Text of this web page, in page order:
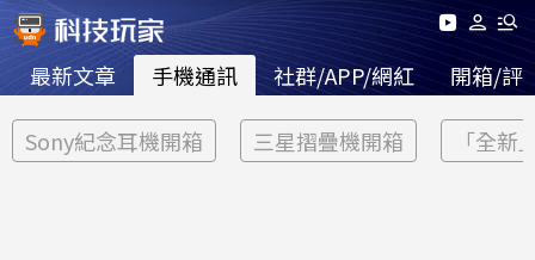
最新文章 手機通訊 社群/APP/網紅 開箱/評
Sony紀念耳機開箱 三星摺疊機開箱 「全新